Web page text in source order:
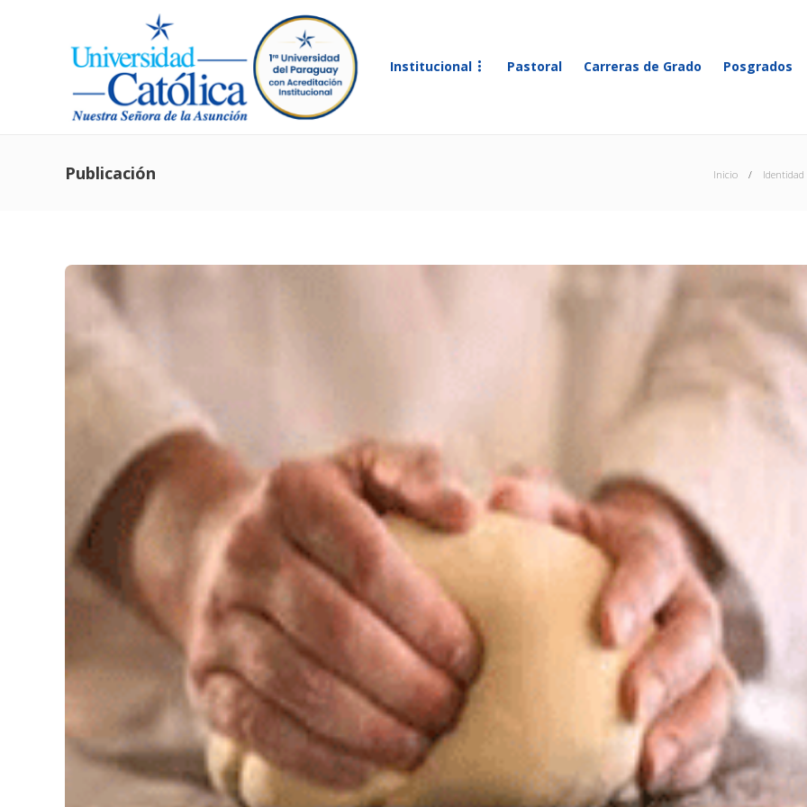
Institucional Pastoral Carreras de Grado Posgrados
Publicación Inicio Identidad